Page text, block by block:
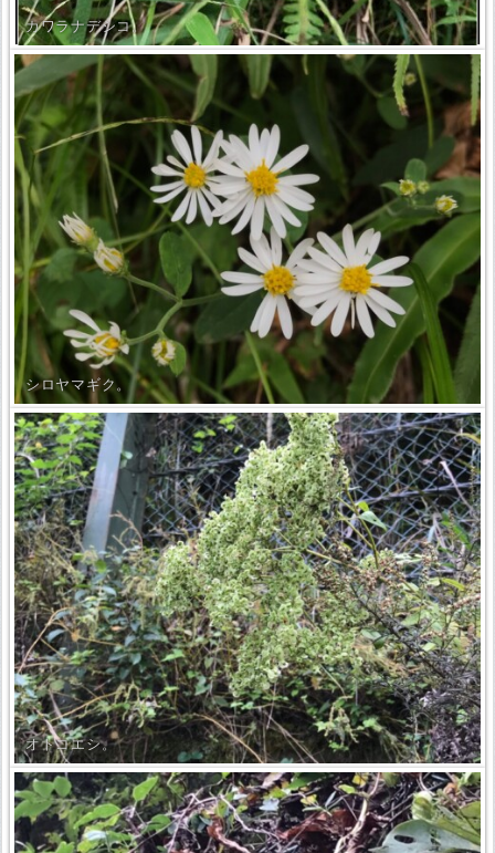
カワラナデシコ。
シロヤマギク。
オトコエシ。